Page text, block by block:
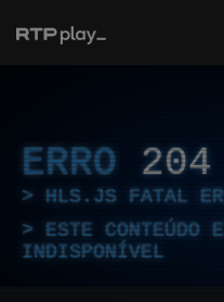
ERRO 204
HLS.JS FATAL
ESTE CONTEÚDO
INDISPONÍVEL